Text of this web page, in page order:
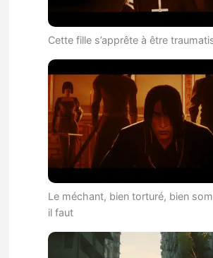
Cette fille s’apprête à être
Le méchant, bien torturé, bien
il faut